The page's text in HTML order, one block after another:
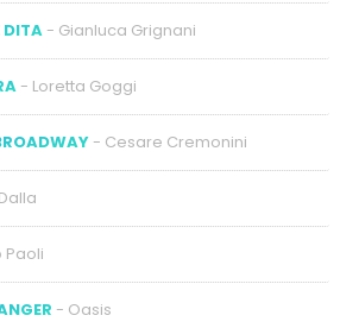
DITA- Gianluca Grignani
- Loretta Goggi
- Cesare Cremonini
- Oasis